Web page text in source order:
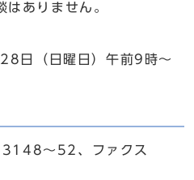
ありません。
日（日曜日）午前9時～
～52、ファクス